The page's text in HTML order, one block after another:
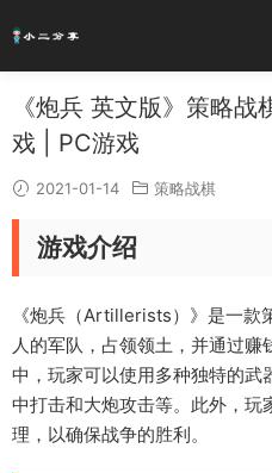
《炮兵 英文版》策略
戏 | PC游戏
2021-01-14 策略战棋
游戏介绍
《炮兵（Artillerists）》是一款
人的军队，占领领土，并通过
中，玩家可以使用多种独特的
中打击和大炮攻击等。此外，玩
理，以确保战争的胜利。